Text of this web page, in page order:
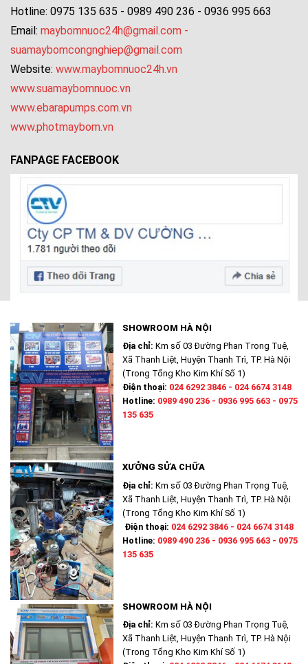
Hotline: 0975 135 635 - 0989 490 236 - 0936 995 663
Email: maybomnuoc24h@gmail.com -
suamaybomcongnghiep@gmail.com
Website: www.maybomnuoc24h.vn
www.suamaybomnuoc.vn
www.ebarapumps.com.vn
www.photmaybom.vn
FANPAGE FACEBOOK
SHOWROOM HÀ NỘI
Địa chỉ: Km số 03 Đường Phan Trọng Tuệ,
Xã Thanh Liệt, Huyện Thanh Trì, TP. Hà Nội
(Trong Tổng Kho Kim Khí Số 1)
Điện thoại: 024 6292 3846 - 024 6674 3148
Hotline: 0989 490 236 - 0936 995 663 - 0975
135 635
XƯỞNG SỬA CHỮA
Địa chỉ: Km số 03 Đường Phan Trọng Tuệ,
Xã Thanh Liệt, Huyện Thanh Trì, TP. Hà Nội
(Trong Tổng Kho Kim Khí Số 1)
Điện thoại: 024 6292 3846 - 024 6674 3148
Hotline: 0989 490 236 - 0936 995 663 - 0975
135 635
SHOWROOM HÀ NỘI
Địa chỉ: Km số 03 Đường Phan Trọng Tuệ,
Xã Thanh Liệt, Huyện Thanh Trì, TP. Hà Nội
(Trong Tổng Kho Kim Khí Số 1)